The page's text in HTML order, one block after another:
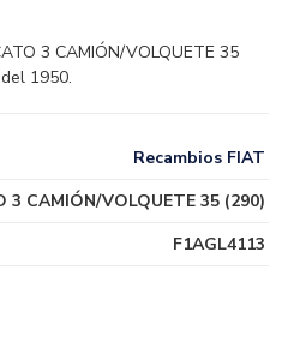
3 CAMIÓN/VOLQUETE 35
1950.
Recambios FIAT
3 CAMIÓN/VOLQUETE 35 (290)
F1AGL4113